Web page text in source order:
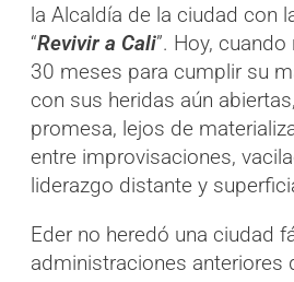
la Alcaldía de la ciudad con
“Revivir a Cali”. Hoy,
30 meses para cumplir su
con sus heridas aún
promesa, lejos de
entre improvisaciones,
liderazgo distante y
Eder no heredó una ciudad
administraciones anteriores